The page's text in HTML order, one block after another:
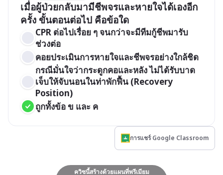
เมื่อผู้ป่วยกลับมามีชีพจรและหายใจได้เองอีก
ครั้ง ขั้นตอนต่อไป คือข้อใด
CPR ต่อไปเรื่อย ๆ จนกว่าจะมีทีมกู้ชีพมารับ
ช่วงต่อ
คอยประเมินการหายใจและชีพจรอย่างใกล้ชิด
กรณีมั่นใจว่ากระดูกคอและหลัง ไม่ได้รับบาด
เจ็บให้จับนอนในท่าพักฟื้น (Recovery
Position)
ถูกทั้งข้อ ข และ ค
การแชร์ Google Classroom
ควิซนี้สร้างด้วยแผนที่พรีเมียม